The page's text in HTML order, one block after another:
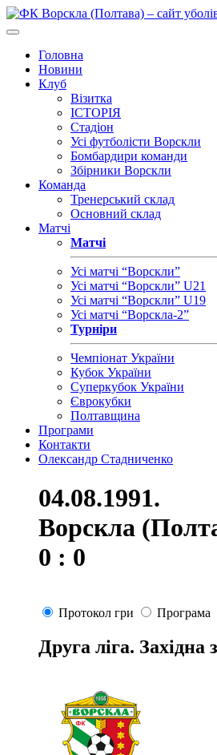
Головна
Новини
Клуб
Візитка
ІСТОРІЯ
Стадіон
Усі футболісти Ворскли
Бомбардири команди
Збірники Ворскли
Команда
Тренерський склад
Основний склад
Матчі
Матчі
Усі матчі “Ворскли”
Усі матчі “Ворскли” U21
Усі матчі “Ворскли” U19
Усі матчі “Ворскла-2”
Турніри
Чемпіонат України
Кубок України
Суперкубок України
Єврокубки
Полтавщина
Програми
Контакти
Олександр Стадниченко
04.08.1991.
Ворскла
0 : 0
Протокол гри Програма
Друга ліга. Західна